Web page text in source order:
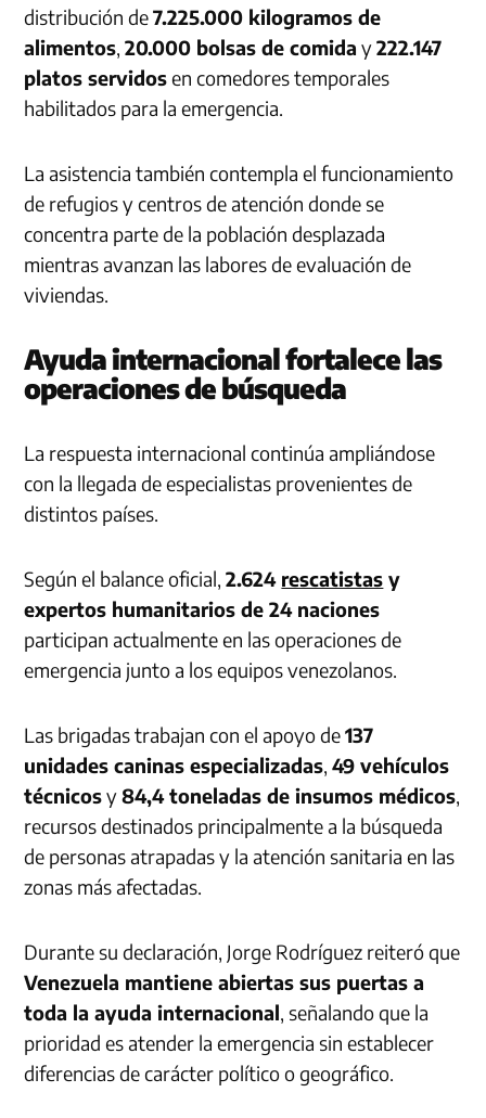
distribución de7.225.000 kilogramos de
alimentos,20.000 bolsas de comida y222.147
platos servidosen comedores temporales
habilitados para la emergencia.
La asistencia también contempla el funcionamiento
de refugios y centros de atención donde se
concentra parte de la población desplazada
mientras avanzan las labores de evaluación de
viviendas.
Ayuda internacional fortalece las
operaciones de búsqueda
La respuesta internacional continúa ampliándose
con la llegada de especialistas provenientes de
distintos países.
Según el balance oficial,2.624 rescatistas y
expertos humanitarios de 24 naciones
participan actualmente en las operaciones de
emergencia junto a los equipos venezolanos.
Las brigadas trabajan con el apoyo de137
unidades caninas especializadas,49 vehículos
técnicosy84,4 toneladas de insumos médicos,
recursos destinados principalmente a la búsqueda
de personas atrapadas y la atención sanitaria en las
zonas más afectadas.
Durante su declaración, Jorge Rodríguez reiteró que
Venezuela mantiene abiertas sus puertas a
toda la ayuda internacional, señalando que la
prioridad es atender la emergencia sin establecer
diferencias de carácter político o geográfico.